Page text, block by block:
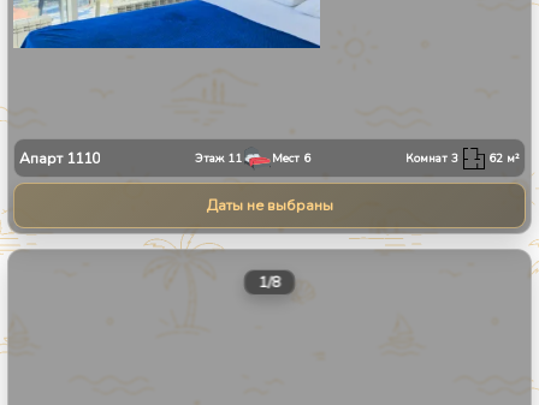
Апарт 1110 Этаж 11 Мест 6 Комнат3 62 м²
Даты не выбраны
1/8